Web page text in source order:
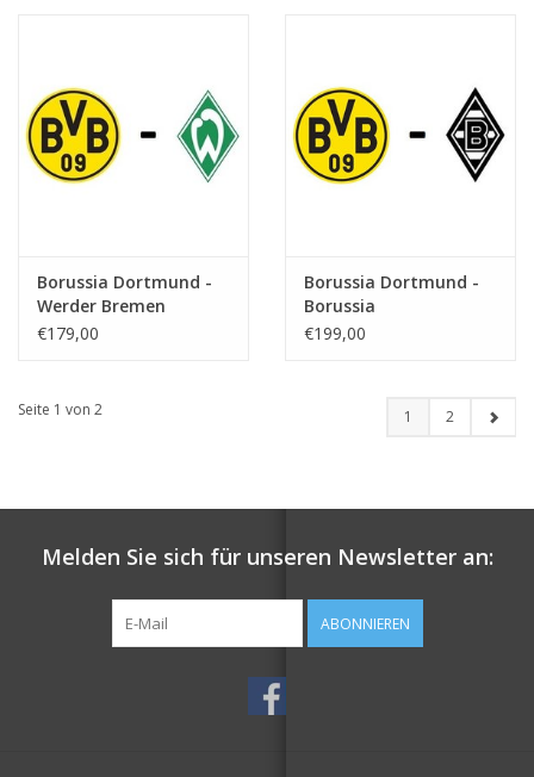
Borussia Dortmund -
Werder Bremen
€179,00
Borussia Dortmund -
Borussia
Monchengladbach
€199,00
Seite 1 von 2 1 2
Melden Sie sich für unseren Newsletter an:
ABONNIEREN